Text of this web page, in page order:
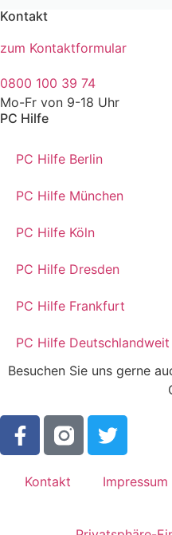
Besuchen Sie uns gerne
PC Hilfe
PC Hilfe Berlin
PC Hilfe München
PC Hilfe Köln
PC Hilfe Dresden
PC Hilfe Frankfurt
PC Hilfe Deutschlandweit
Kontakt
zum Kontaktformular
0800 100 39 74
Mo-Fr von 9-18 Uhr
Kontakt Impressum